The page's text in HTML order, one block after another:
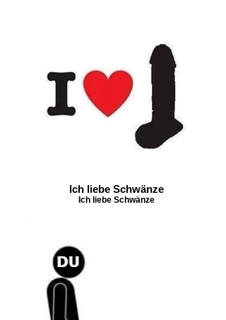
Ich liebe Schwänze
Ich liebe Schwänze